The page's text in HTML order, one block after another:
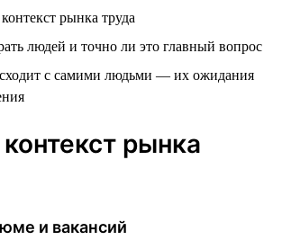
рынка труда
людей и точно ли это главный вопрос
с самими людьми — их ожидания
рынка
и вакансий